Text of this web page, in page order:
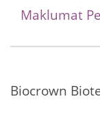
Maklumat
Biocrown